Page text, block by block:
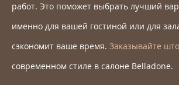
работ. Это поможет выбрать лучший
именно для вашей гостиной или для
сэкономит ваше время. Заказывайте
современном стиле в салоне Belladone.